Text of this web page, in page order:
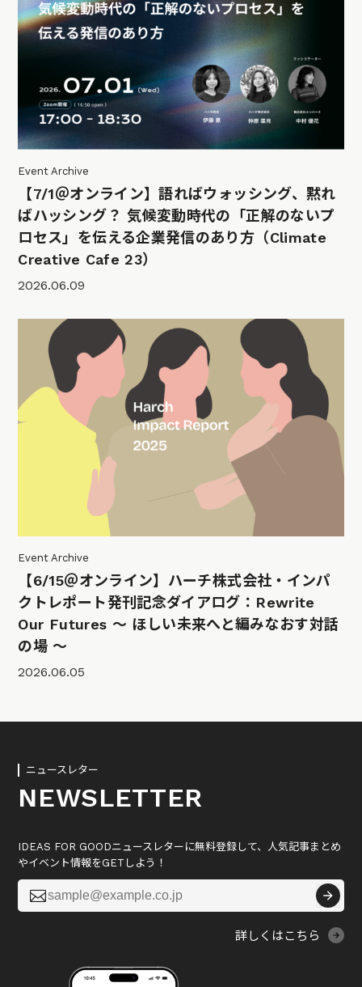
Event Archive
【7/1＠オンライン】語ればウォッシング、黙れ
ばハッシング？ 気候変動時代の「正解のないプ
ロセス」を伝える企業発信のあり方（Climate
Creative Cafe 23）
2026.06.09
Event Archive
【6/15＠オンライン】ハーチ株式会社・インパ
クトレポート発刊記念ダイアログ：Rewrite
Our Futures 〜 ほしい未来へと編みなおす対話
の場 〜
2026.06.05
ニュースレター
NEWSLETTER
IDEAS FOR GOODニュースレターに無料登録して、人気記事まとめ
やイベント情報をGETしよう！

詳しくはこちら